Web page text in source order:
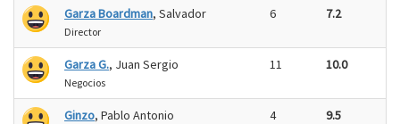
Garza Boardman, Salvador
Director
6 7.2
Garza G., Juan Sergio
Negocios
11 10.0
Ginzo, Pablo Antonio 4 9.5